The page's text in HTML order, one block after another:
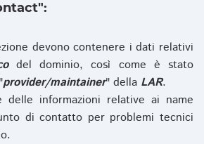
devono contenere i dati relativi
del dominio, così come è stato
provider/maintainer" della LAR.
informazioni relative ai name
di contatto per problemi tecnici